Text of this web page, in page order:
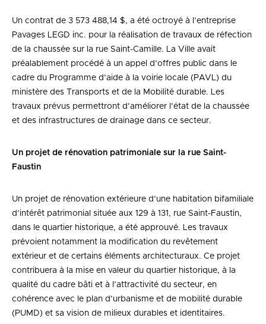
Un contrat de 3 573 488,14 $, a été octroyé à l’entreprise
Pavages LEGD inc. pour la réalisation de travaux de réfection
de la chaussée sur la rue Saint-Camille. La Ville avait
préalablement procédé à un appel d’offres public dans le
cadre du Programme d’aide à la voirie locale (PAVL) du
ministère des Transports et de la Mobilité durable. Les
travaux prévus permettront d’améliorer l’état de la chaussée
et des infrastructures de drainage dans ce secteur.
Un projet de rénovation patrimoniale sur la rue Saint-
Faustin
Un projet de rénovation extérieure d’une habitation bifamiliale
d’intérêt patrimonial située aux 129 à 131, rue Saint-Faustin,
dans le quartier historique, a été approuvé. Les travaux
prévoient notamment la modification du revêtement
extérieur et de certains éléments architecturaux. Ce projet
contribuera à la mise en valeur du quartier historique, à la
qualité du cadre bâti et à l’attractivité du secteur, en
cohérence avec le plan d’urbanisme et de mobilité durable
(PUMD) et sa vision de milieux durables et identitaires.